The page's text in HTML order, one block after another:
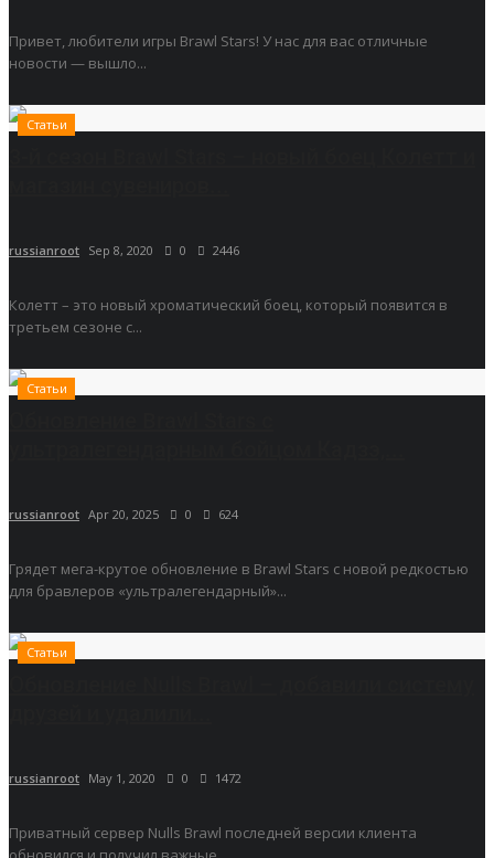
Привет, любители игры Brawl Stars! У нас для вас отличные
новости — вышло...
Статьи
russianroot Sep 8, 2020 0 2446
Колетт – это новый хроматический боец, который появится в
третьем сезоне с...
Статьи
russianroot Apr 20, 2025 0 624
Грядет мега-крутое обновление в Brawl Stars с новой редкостью
для бравлеров «ультралегендарный»...
Статьи
russianroot May 1, 2020 0 1472
Приватный сервер Nulls Brawl последней версии клиента